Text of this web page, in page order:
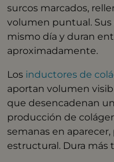
surcos marcados,
volumen puntual. Sus
mismo día y duran
aproximadamente.
Los inductores de
aportan volumen
que desencadenan
producción de
semanas en
estructural. Dura más